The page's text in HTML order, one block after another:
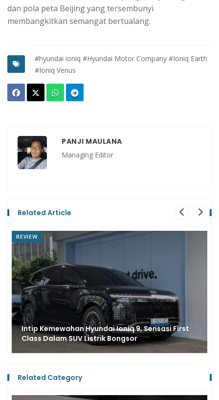
dan pola peta Beijing yang tersembunyi
membangkitkan semangat bertualang.
#hyundai ioniq #Hyundai Motor Company #Ioniq Earth
#Ioniq Venus
PANJI MAULANA
Managing Editor
Related Article
REVIEW
DriVacation 2026 : Hyundai Santa Fe 1.6 Hybrid,
Seenak Diesel?
Related Category